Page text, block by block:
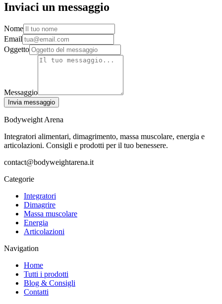
Inviaci un messaggio
Nome
Email
Oggetto
Messaggio
Invia messaggio
Bodyweight Arena
Integratori alimentari, dimagrimento, massa muscolare, energia e
articolazioni. Consigli e prodotti per il tuo benessere.
contact@bodyweightarena.it
Categorie
Integratori
Dimagrire
Massa muscolare
Energia
Articolazioni
Navigation
Home
Tutti i prodotti
Blog & Consigli
Contatti